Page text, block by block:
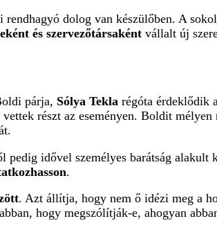
dolog van készülőben. A
és szervezőtársaként vállalt új
párja, Sólya Tekla régóta érdeklődik
részt az eseményen. Boldit
idővel személyes barátság
.
. Azt állítja, hogy nem ő idézi meg a
hogy megszólítják-e, ahogyan